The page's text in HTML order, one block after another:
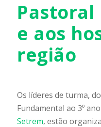
Pastoral
e aos
região
Os líderes de turma,
Fundamental ao 3º
Setrem, estão